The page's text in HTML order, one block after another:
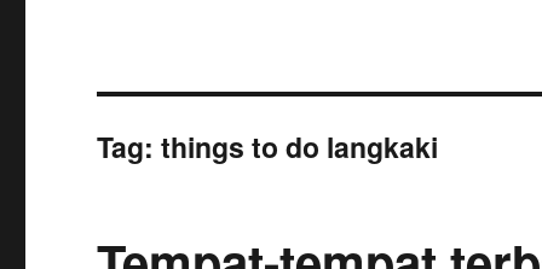
Tag:things to do langkaki